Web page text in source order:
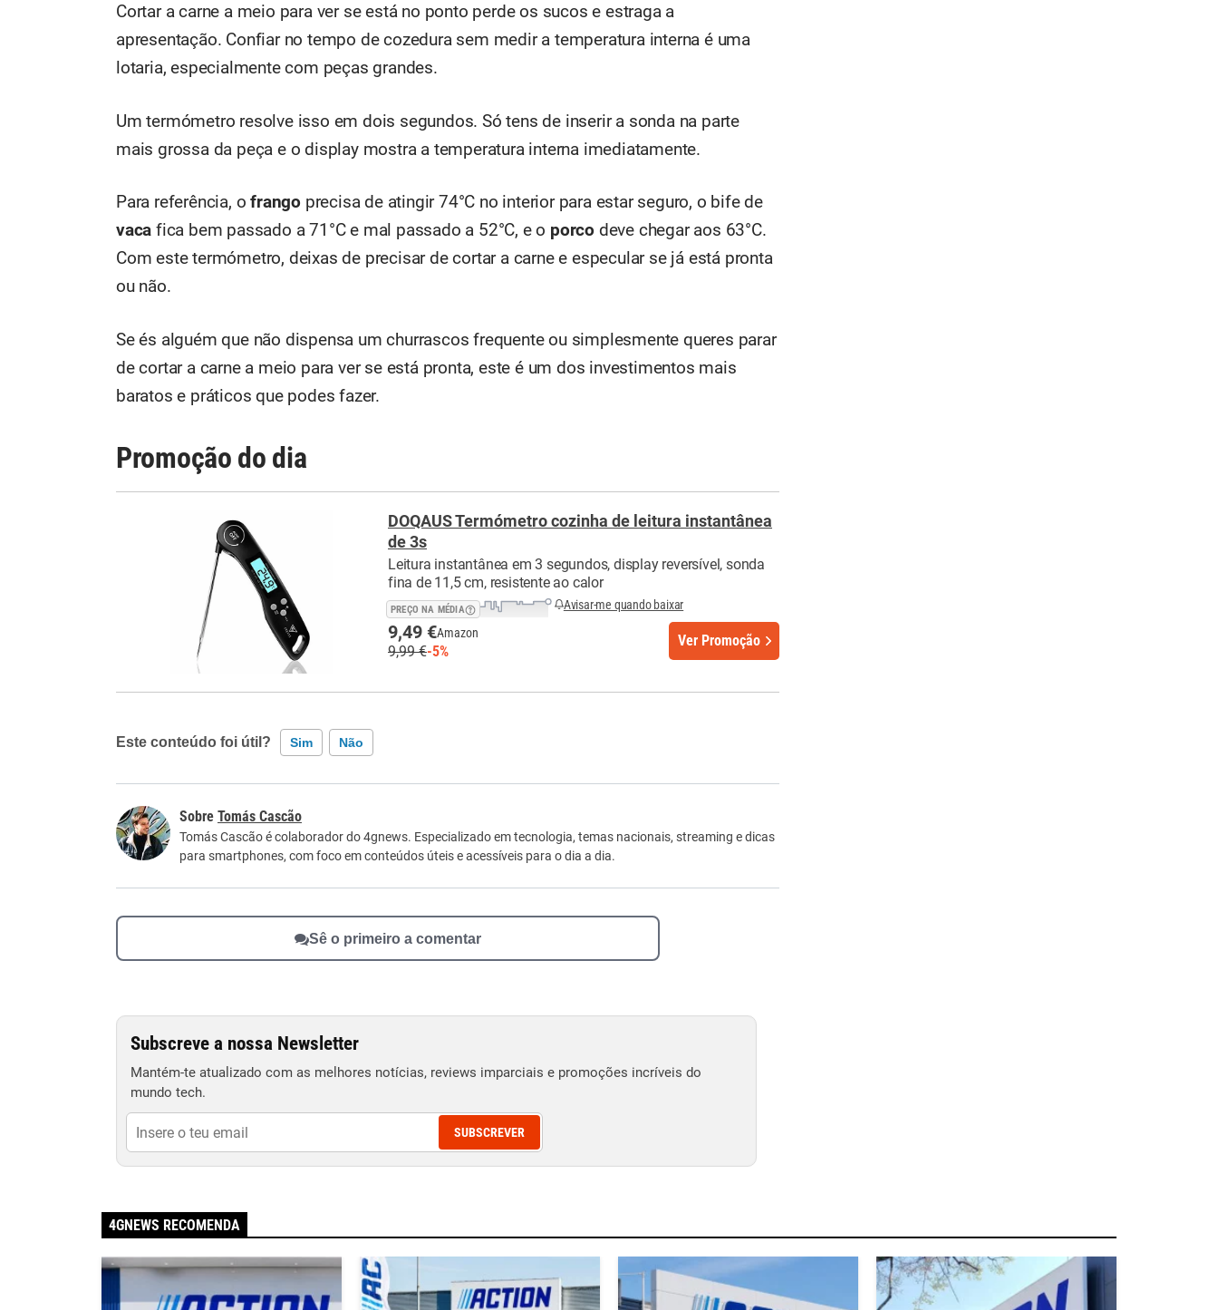
Cortar a carne a meio para ver se está no ponto perde os sucos e estraga a
apresentação. Confiar no tempo de cozedura sem medir a temperatura interna é uma
lotaria, especialmente com peças grandes.
Um termómetro resolve isso em dois segundos. Só tens de inserir a sonda na parte
mais grossa da peça e o display mostra a temperatura interna imediatamente.
Para referência, ofrango precisa de atingir 74°C no interior para estar seguro, o bife de
vaca fica bem passado a 71°C e mal passado a 52°C, e o porco deve chegar aos 63°C.
Com este termómetro, deixas de precisar de cortar a carne e especular se já está pronta
ou não.
Se és alguém que não dispensa um churrascos frequente ou simplesmente queres parar
de cortar a carne a meio para ver se está pronta, este é um dos investimentos mais
baratos e práticos que podes fazer.
Promoção do dia
DOQAUS Termómetro cozinha de leitura instantânea
de 3s
Leitura instantânea em 3 segundos, display reversível, sonda
fina de 11,5 cm, resistente ao calor
PREÇO NA MÉDIA Avisar-me quando baixar
9,49 €Amazon
9,99 €-5%
Ver Promoção
Este conteúdo foi útil? Sim Não
Este conteúdo não tem a informação que procuro
Tomás Cascão
Tomás Cascão é colaborador do 4gnews. Especializado em tecnologia, temas nacionais, streaming e dicas
para smartphones, com foco em conteúdos úteis e acessíveis para o dia a dia.
Sê o primeiro a comentar
Subscreve a nossa Newsletter
Mantém-te atualizado com as melhores notícias, reviews imparciais e promoções incríveis do
mundo tech.
SUBSCREVER
4GNEWS RECOMENDA